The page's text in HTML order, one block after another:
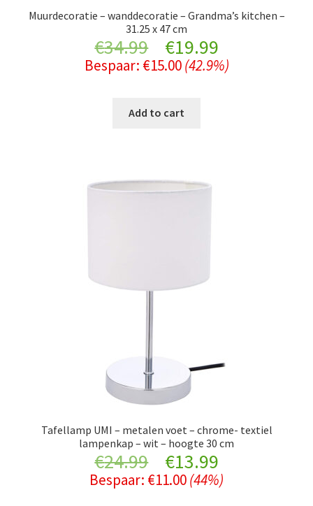
Muurdecoratie – wanddecoratie – Grandma’s kitchen –
31.25 x 47 cm
€34.99
Original
price
was:
€19.99Current
price
Bespaar: €15.00 (42.9%)
Add to cart
Tafellamp UMI – metalen voet – chrome- textiel
lampenkap – wit – hoogte 30 cm
€24.99
Original
price
€13.99Current
price
Bespaar: €11.00(44%)